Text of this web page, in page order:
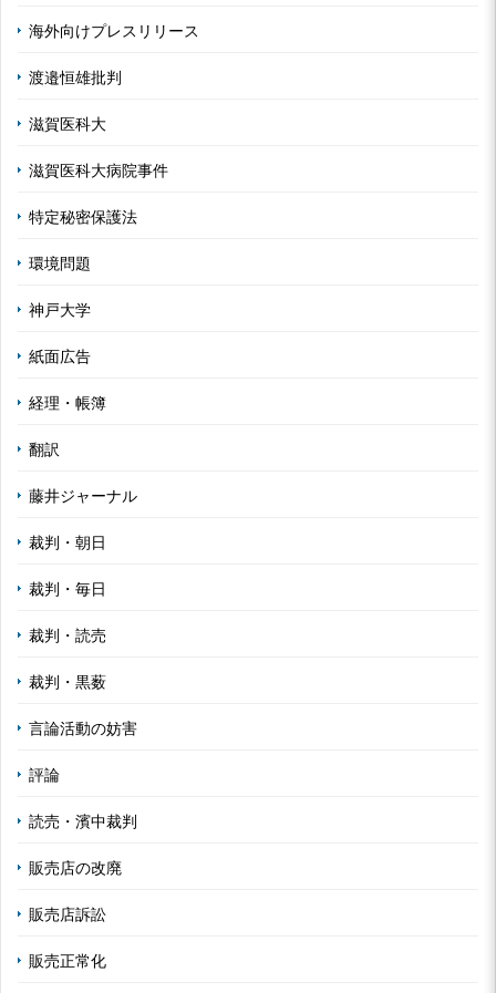
海外向けプレスリリース
渡邉恒雄批判
滋賀医科大
滋賀医科大病院事件
特定秘密保護法
環境問題
神戸大学
紙面広告
経理・帳簿
翻訳
藤井ジャーナル
裁判・朝日
裁判・毎日
裁判・読売
裁判・黒薮
言論活動の妨害
評論
読売・濱中裁判
販売店の改廃
販売店訴訟
販売正常化